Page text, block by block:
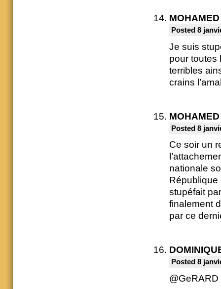
MOHAMED
Posted 8
Je suis
pour toutes
terribles
crains
MOHAMED
Posted 8
Ce soir un
nationale
République
stupéfait
finalement
par ce
Posted 8